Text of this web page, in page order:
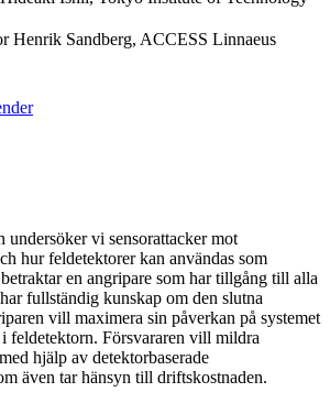
Henrik Sandberg, ACCESS Linnaeus
undersöker vi sensorattacker mot
hur feldetektorer kan användas som
en angripare som har tillgång till alla
fullständig kunskap om den slutna
vill maximera sin påverkan på systemet
feldetektorn. Försvararen vill mildra
hjälp av detektorbaserade
även tar hänsyn till driftskostnaden.